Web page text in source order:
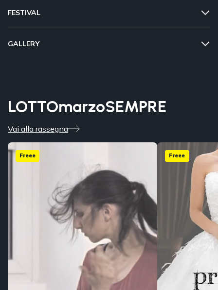
FESTIVAL
GALLERY
LOTTOmarzoSEMPRE
Vai alla rassegna
Freee Freee